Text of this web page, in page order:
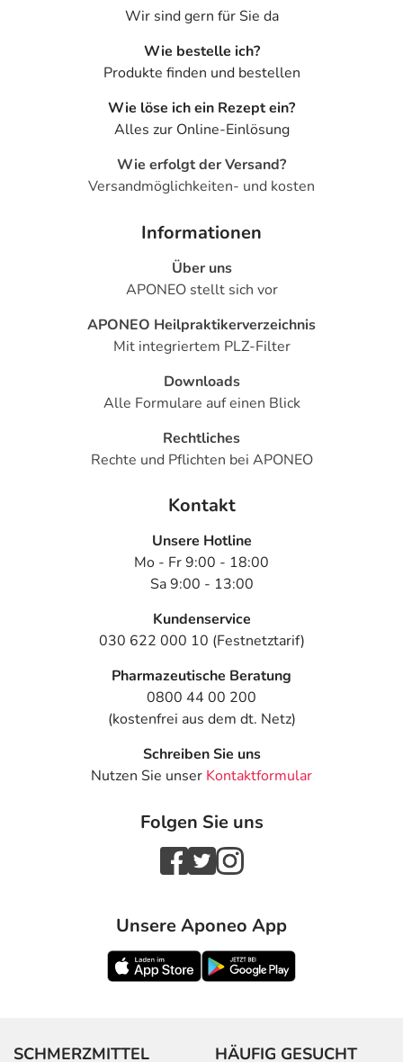
Wir sind gern für Sie da
Wie bestelle ich?
Produkte finden und bestellen
Wie löse ich ein Rezept ein?
Alles zur Online-Einlösung
Wie erfolgt der Versand?
Versandmöglichkeiten- und kosten
Informationen
Über uns
APONEO stellt sich vor
APONEO Heilpraktikerverzeichnis
Mit integriertem PLZ-Filter
Downloads
Alle Formulare auf einen Blick
Rechtliches
Rechte und Pflichten bei APONEO
Kontakt
Unsere Hotline
Mo - Fr 9:00 - 18:00
Sa 9:00 - 13:00
Kundenservice
030 622 000 10 (Festnetztarif)
Pharmazeutische Beratung
0800 44 00 200
(kostenfrei aus dem dt. Netz)
Schreiben Sie uns
Nutzen Sie unser Kontaktformular
Folgen Sie uns
Unsere Aponeo App
SCHMERZMITTEL HÄUFIG GESUCHT